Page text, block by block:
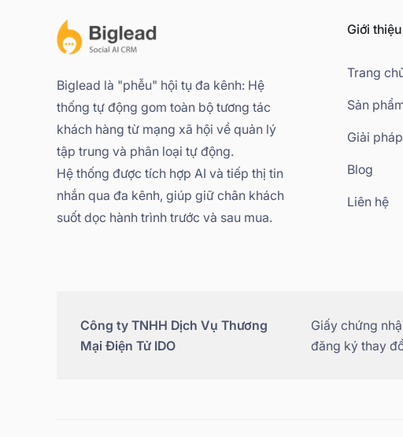
Biglead là "phễu" hội tụ đa kênh: Hệ
thống tự động gom toàn bộ tương tác
khách hàng từ mạng xã hội về quản lý
tập trung và phân loại tự động.
Hệ thống được tích hợp AI và tiếp thị tin
nhắn qua đa kênh, giúp giữ chân khách
suốt dọc hành trình trước và sau mua.
Giới thiệu
Trang
Sản
Giải pháp
Blog
Liên hệ
Công ty TNHH Dịch Vụ Thương
Mại Điện Tử IDO
Giấy chứng
đăng ký thay